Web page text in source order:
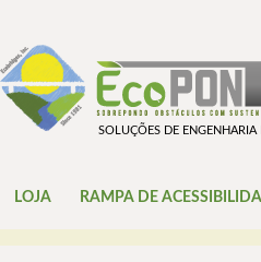
SOLUÇÕES DE
LOJA RAMPA DE